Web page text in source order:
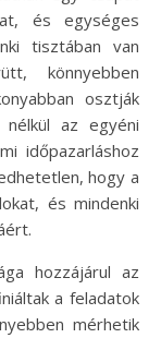
és egységes
tisztában van
könnyebben
osztják
az egyéni
időpazarláshoz
hogy a
és mindenki
hozzájárul az
a feladatok
mérhetik